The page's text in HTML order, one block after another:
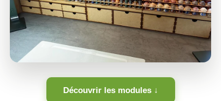
Découvrir les modules ↓